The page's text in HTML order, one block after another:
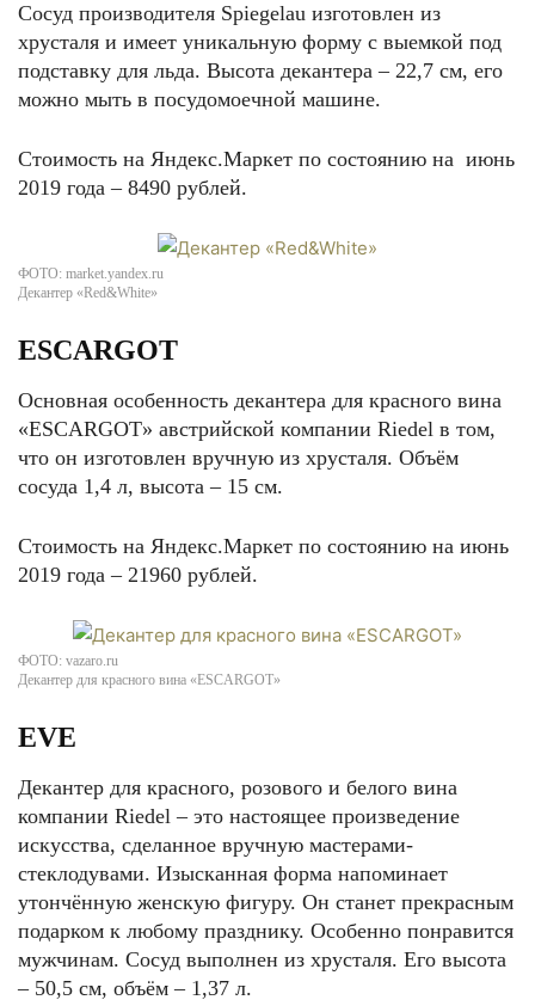
Сосуд производителя Spiegelau изготовлен из
хрусталя и имеет уникальную форму с выемкой под
подставку для льда. Высота декантера – 22,7 см, его
можно мыть в посудомоечной машине.
Стоимость на Яндекс.Маркет по состоянию на июнь
2019 года – 8490 рублей.
ФОТО: market.yandex.ru
Декантер «Red&White»
ESCARGOT
Основная особенность декантера для красного вина
«ESCARGOT» австрийской компании Riedel в том,
что он изготовлен вручную из хрусталя. Объём
сосуда 1,4 л, высота – 15 см.
Стоимость на Яндекс.Маркет по состоянию на июнь
2019 года – 21960 рублей.
ФОТО: vazaro.ru
Декантер для красного вина «ESCARGOT»
EVE
Декантер для красного, розового и белого вина
компании Riedel – это настоящее произведение
искусства, сделанное вручную мастерами-
стеклодувами. Изысканная форма напоминает
утончённую женскую фигуру. Он станет прекрасным
подарком к любому празднику. Особенно понравится
мужчинам. Сосуд выполнен из хрусталя. Его высота
– 50,5 см, объём – 1,37 л.